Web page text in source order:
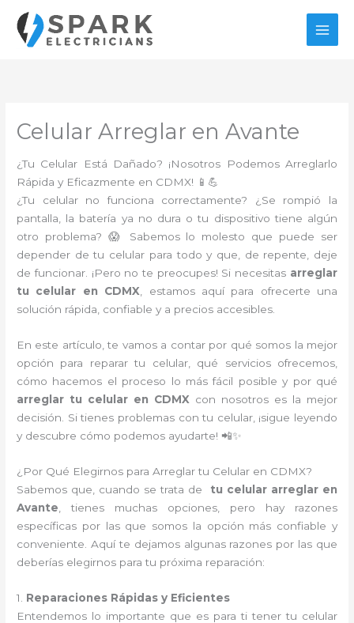
contenido
Celular Arreglar en Avante
¿Tu Celular Está Dañado? ¡Nosotros Podemos Arreglarlo
Rápida y Eficazmente en CDMX! 📱💪
¿Tu celular no funciona correctamente? ¿Se rompió la
pantalla, la batería ya no dura o tu dispositivo tiene algún
otro problema? 😱 Sabemos lo molesto que puede ser
depender de tu celular para todo y que, de repente, deje
de funcionar. ¡Pero no te preocupes! Si necesitas arreglar
tu celular en CDMX, estamos aquí para ofrecerte una
solución rápida, confiable y a precios accesibles.
En este artículo, te vamos a contar por qué somos la mejor
opción para reparar tu celular, qué servicios ofrecemos,
cómo hacemos el proceso lo más fácil posible y por qué
arreglar tu celular en CDMX con nosotros es la mejor
decisión. Si tienes problemas con tu celular, ¡sigue leyendo
y descubre cómo podemos ayudarte! 📲✨
¿Por Qué Elegirnos para Arreglar tu Celular en CDMX?
Sabemos que, cuando se trata de
tu celular arreglar en
Avante , tienes muchas opciones, pero hay razones
específicas por las que somos la opción más confiable y
conveniente. Aquí te dejamos algunas razones por las que
deberías elegirnos para tu próxima reparación:
1. Reparaciones Rápidas y Eficientes
Entendemos lo importante que es para ti tener tu celular